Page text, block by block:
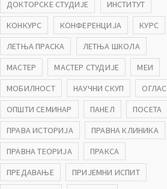
ДОКТОРСКЕ СТУДИЈЕ
ИНСТИТУТ
КОНКУРС
КОНФЕРЕНЦИЈА
КУРС
ЛЕТЊА ПРАСКА
ЛЕТЊА ШКОЛА
МАСТЕР
МАСТЕР СТУДИЈЕ
МЕИ
МОБИЛНОСТ
НАУЧНИ СКУП
ОГЛАС
ОПШТИ СЕМИНАР
ПАНЕЛ
ПОСЕТА
ПРАВА ИСТОРИЈА
ПРАВНА КЛИНИКА
ПРАВНА ТЕОРИЈА
ПРАКСА
ПРЕДАВАЊЕ
ПРИЈЕМНИ ИСПИТ